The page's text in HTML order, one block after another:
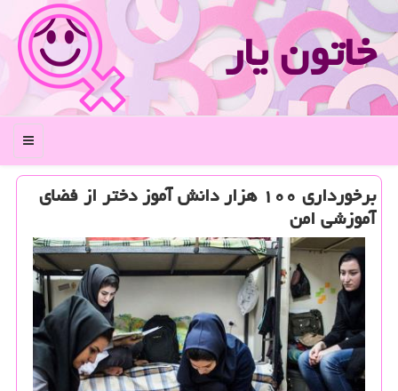
خاتون یار
منو
برخورداری ۱۰۰ هزار دانش آموز دختر از فضای
آموزشی امن